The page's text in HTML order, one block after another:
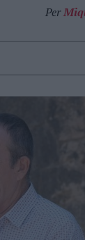
Per